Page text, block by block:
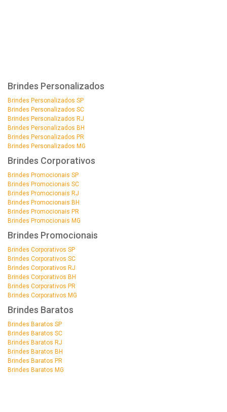
Brindes Personalizados
Brindes Personalizados SP
Brindes Personalizados SC
Brindes Personalizados RJ
Brindes Personalizados BH
Brindes Personalizados PR
Brindes Personalizados MG
Brindes Corporativos
Brindes Promocionais SP
Brindes Promocionais SC
Brindes Promocionais RJ
Brindes Promocionais BH
Brindes Promocionais PR
Brindes Promocionais MG
Brindes Promocionais
Brindes Corporativos SP
Brindes Corporativos SC
Brindes Corporativos RJ
Brindes Corporativos BH
Brindes Corporativos PR
Brindes Corporativos MG
Brindes Baratos
Brindes Baratos SP
Brindes Baratos SC
Brindes Baratos RJ
Brindes Baratos BH
Brindes Baratos PR
Brindes Baratos MG